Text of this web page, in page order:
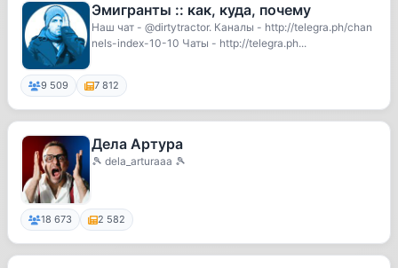
Эмигранты :: как, куда, почему
Наш чат - @dirtytractor. Каналы - http://telegra.ph/chan
nels-index-10-10 Чаты - http://telegra.ph...
9 509 7 812
Дела Артура
🎾 dela_arturaaa 🎾
18 673 2 582